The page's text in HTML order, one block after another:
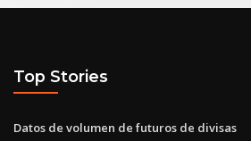
Top Stories
Datos de volumen de futuros de divisas